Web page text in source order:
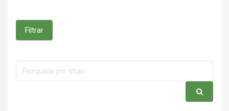
Filtrar